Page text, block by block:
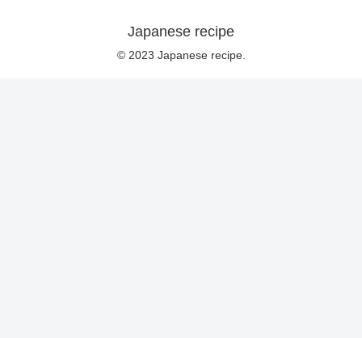
Japanese recipe
© 2023 Japanese recipe.